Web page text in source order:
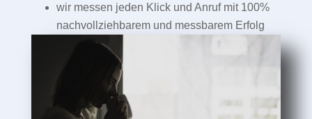
wir messen jeden Klick und Anruf mit 100%
nachvollziehbarem und messbarem Erfolg